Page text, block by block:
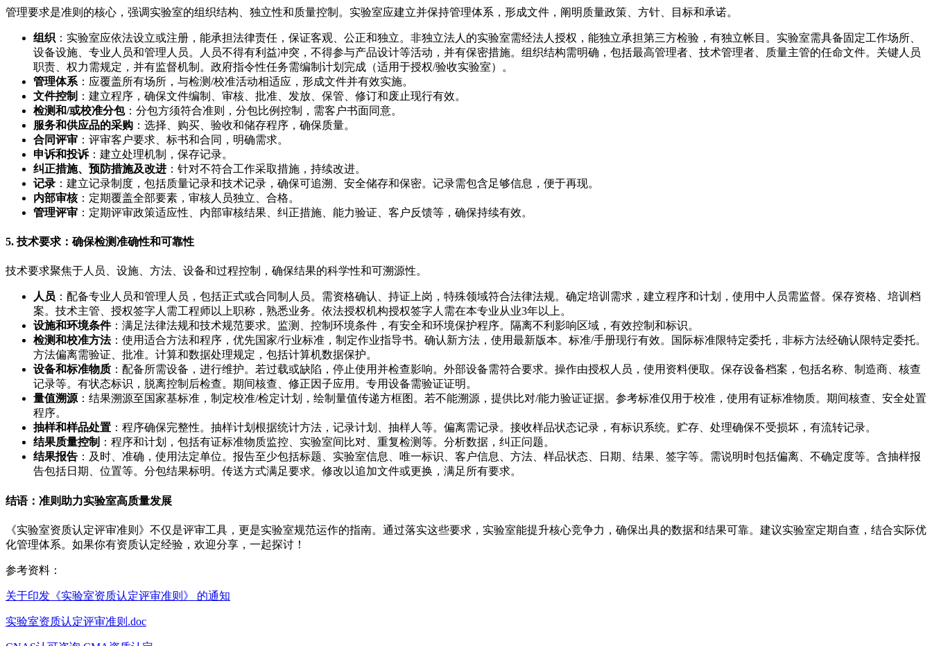
管理要求是准则的核心，强调实验室的组织结构、独立性和质量控制。实验室应建立并保持管理体系，形成文件，阐明质量政策、方针、目标和承诺。
组织 ：实验室应依法设立或注册，能承担法律责任，保证客观、公正和独立。非独立法人的实验室需经法人授权，能独立承担第三方检验，有独立帐目。实验室需具备固定工作场所、
设备设施、专业人员和管理人员。人员不得有利益冲突，不得参与产品设计等活动，并有保密措施。组织结构需明确，包括最高管理者、技术管理者、质量主管的任命文件。关键人员
职责、权力需规定，并有监督机制。政府指令性任务需编制计划完成（适用于授权/验收实验室）。
管理体系 ：应覆盖所有场所，与检测/校准活动相适应，形成文件并有效实施。
文件控制 ：建立程序，确保文件编制、审核、批准、发放、保管、修订和废止现行有效。
检测和/或校准分包：分包方须符合准则，分包比例控制，需客户书面同意。
服务和供应品的采购 ：选择、购买、验收和储存程序，确保质量。
合同评审 ：评审客户要求、标书和合同，明确需求。
申诉和投诉：建立处理机制，保存记录。
纠正措施、预防措施及改进 ：针对不符合工作采取措施，持续改进。
记录 ：建立记录制度，包括质量记录和技术记录，确保可追溯、安全储存和保密。记录需包含足够信息，便于再现。
内部审核：定期覆盖全部要素，审核人员独立、合格。
管理评审 ：定期评审政策适应性、内部审核结果、纠正措施、能力验证、客户反馈等，确保持续有效。
5. 技术要求：确保检测准确性和可靠性
技术要求聚焦于人员、设施、方法、设备和过程控制，确保结果的科学性和可溯源性。
人员 ：配备专业人员和管理人员，包括正式或合同制人员。需资格确认、持证上岗，特殊领域符合法律法规。确定培训需求，建立程序和计划，使用中人员需监督。保存资格、培训档
案。技术主管、授权签字人需工程师以上职称，熟悉业务。依法授权机构授权签字人需在本专业从业3年以上。
设施和环境条件：满足法律法规和技术规范要求。监测、控制环境条件，有安全和环境保护程序。隔离不利影响区域，有效控制和标识。
检测和校准方法：使用适合方法和程序，优先国家/行业标准，制定作业指导书。确认新方法，使用最新版本。标准/手册现行有效。国际标准限特定委托，非标方法经确认限特定委托。
方法偏离需验证、批准。计算和数据处理规定，包括计算机数据保护。
设备和标准物质 ：配备所需设备，进行维护。若过载或缺陷，停止使用并检查影响。外部设备需符合要求。操作由授权人员，使用资料便取。保存设备档案，包括名称、制造商、核查
记录等。有状态标识，脱离控制后检查。期间核查、修正因子应用。专用设备需验证证明。
量值溯源 ：结果溯源至国家基标准，制定校准/检定计划，绘制量值传递方框图。若不能溯源，提供比对/能力验证证据。参考标准仅用于校准，使用有证标准物质。期间核查、安全处置
程序。
抽样和样品处置 ：程序确保完整性。抽样计划根据统计方法，记录计划、抽样人等。偏离需记录。接收样品状态记录，有标识系统。贮存、处理确保不受损坏，有流转记录。
结果质量控制 ：程序和计划，包括有证标准物质监控、实验室间比对、重复检测等。分析数据，纠正问题。
结果报告 ：及时、准确，使用法定单位。报告至少包括标题、实验室信息、唯一标识、客户信息、方法、样品状态、日期、结果、签字等。需说明时包括偏离、不确定度等。含抽样报
告包括日期、位置等。分包结果标明。传送方式满足要求。修改以追加文件或更换，满足所有要求。
结语：准则助力实验室高质量发展
《实验室资质认定评审准则》不仅是评审工具，更是实验室规范运作的指南。通过落实这些要求，实验室能提升核心竞争力，确保出具的数据和结果可靠。建议实验室定期自查，结合实际优
化管理体系。如果你有资质认定经验，欢迎分享，一起探讨！
参考资料：
关于印发《实验室资质认定评审准则》 的通知
实验室资质认定评审准则.doc